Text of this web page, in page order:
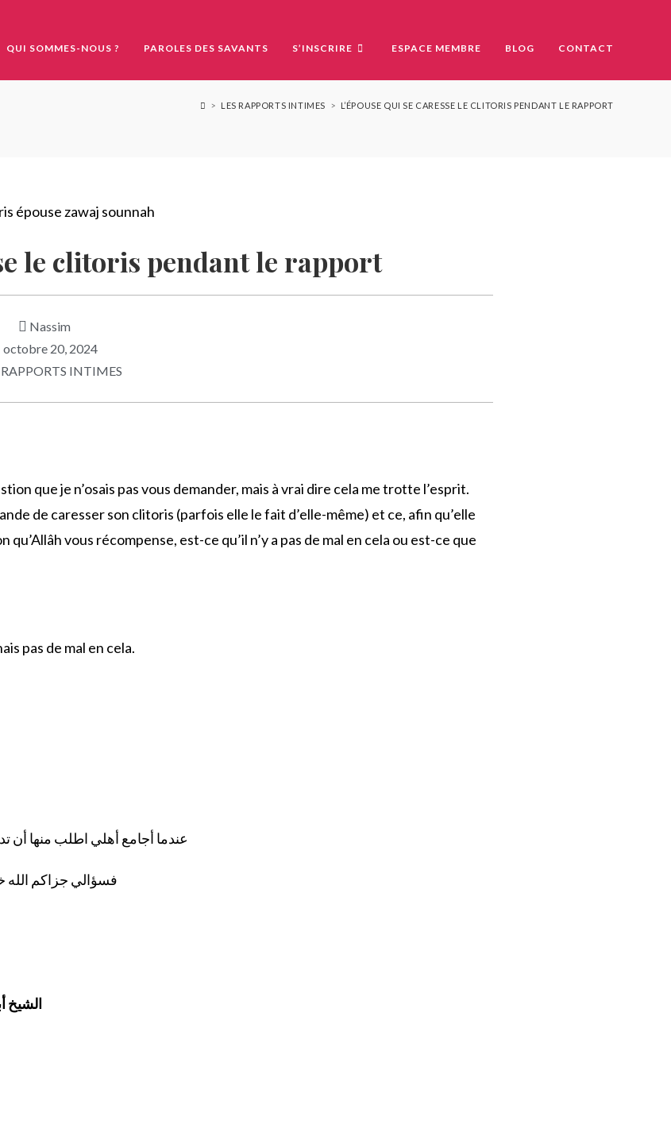
QUI SOMMES-NOUS ? PAROLES DES SAVANTS S’INSCRIRE ESPACE MEMBRE BLOG CONTACT
> LES RAPPORTS INTIMES > L’ÉPOUSE QUI SE CARESSE LE CLITORIS PENDANT LE RAPPORT
le clitoris pendant le rapport
Nassim
octobre 20, 2024
RAPPORTS INTIMES
que je n’osais pas vous demander, mais à vrai dire cela me trotte l’esprit.
de caresser son clitoris (parfois elle le fait d’elle-même) et ce, afin qu’elle
vous récompense, est-ce qu’il n’y a pas de mal en cela ou est-ce que
pas de mal en cela.
عندما أجامع أهلي اطلب منها أن
الشيخ